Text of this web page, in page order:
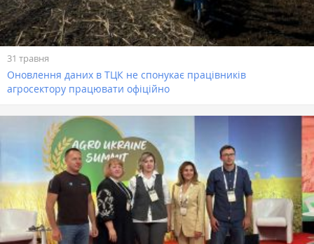
31 травня
Оновлення даних в ТЦК не спонукає працівників
агросектору працювати офіційно